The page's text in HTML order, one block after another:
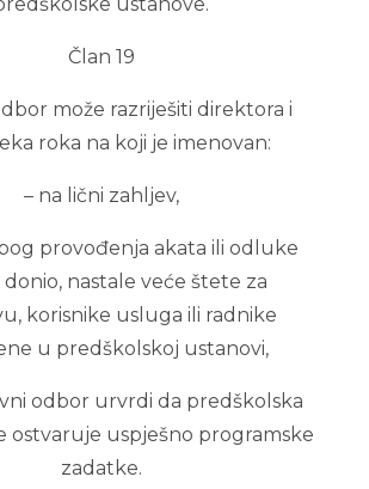
Član 19
može razriješiti direktora i
roka na koji je imenovan:
– na lični zahljev,
provođenja akata ili odluke
donio, nastale veće štete za
korisnike usluga ili radnike
u predškolskoj ustanovi,
odbor urvrdi da predškolska
ostvaruje uspješno programske
zadatke.